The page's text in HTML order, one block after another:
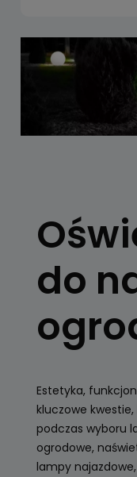
do
Estetyka,
kluczowe
podczas wyboru
ogrodowe,
lampy